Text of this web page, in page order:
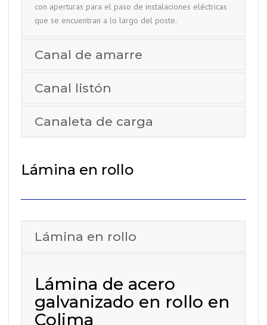
con aperturas para el paso de instalaciones eléctricas
que se encuentran a lo largo del poste.
Canal de amarre
Canal listón
Canaleta de carga
Lámina en rollo
Lámina en rollo
Lámina de acero
galvanizado en rollo en
Colima